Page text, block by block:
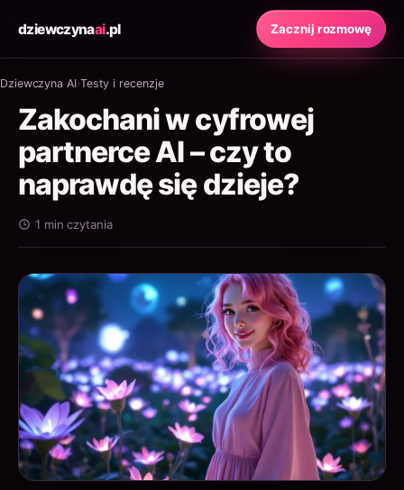
dziewczynaai.pl Zacznij rozmowę
Dziewczyna AI›Testy i recenzje
Zakochani w cyfrowej
partnerce AI – czy to
naprawdę się dzieje?
1 min czytania